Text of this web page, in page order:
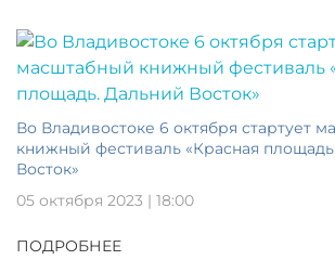
Во Владивостоке 6 октября стартует
книжный фестиваль «Красная
Восток»
05 октября 2023 | 18:00
ПОДРОБНЕЕ